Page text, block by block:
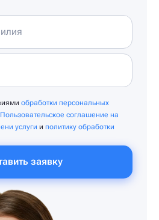
обработки персональных
Пользовательское соглашение на
услуги и политику обработки
заявку